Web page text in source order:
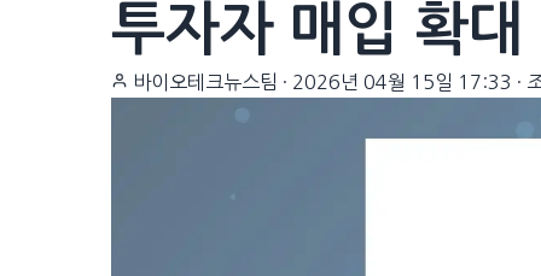
투자자 매입 확대
바이오테크뉴스팀 · 2026년 04월 15일 17:33 ·